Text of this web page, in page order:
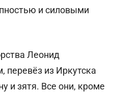
и силовыми
Леонид
из Иркутска
и зятя. Все они, кроме